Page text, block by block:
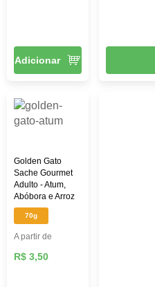
Adicionar
Golden Gato
Sache Gourmet
Adulto - Atum,
Abóbora e Arroz
70g
A partir de
R$ 3,50